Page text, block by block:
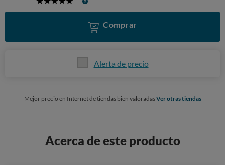
Comprar
Alerta de precio
Mejor precio en Internet de tiendas bien valoradasVer otras tiendas
Acerca de este producto